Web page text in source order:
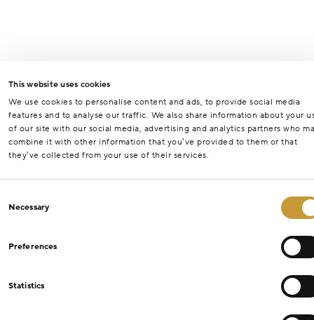
This website uses cookies
We use cookies to personalise content and ads, to provide social media
features and to analyse our traffic. We also share information about your
of our site with our social media, advertising and analytics partners who
combine it with other information that you’ve provided to them or that
they’ve collected from your use of their services.
Selection
Necessary
Preferences
Statistics